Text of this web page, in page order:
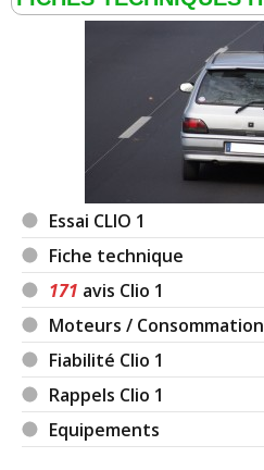
Essai CLIO 1
Fiche technique
171 avis Clio 1
Moteurs / Consommation
Fiabilité Clio 1
Rappels Clio 1
Equipements